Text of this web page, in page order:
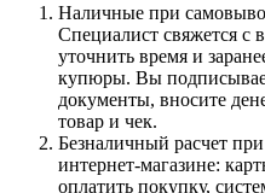
Наличные при
Специалист свяжется с
уточнить время и
купюры. Вы
документы, вносите
товар и чек.
Безналичный расчет
интернет-магазине:
оплатить покупку,